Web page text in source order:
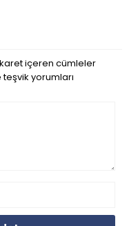
içeren cümleler
yorumları